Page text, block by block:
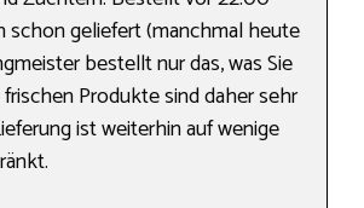
schon geliefert (manchmal heute
bestellt nur das, was Sie
Produkte sind daher sehr
ist weiterhin auf wenige